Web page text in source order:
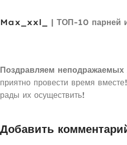
Max_xxl_ | ТОП-10 парней
Поздравляем
приятно провести время
рады их осуществить!
Добавить